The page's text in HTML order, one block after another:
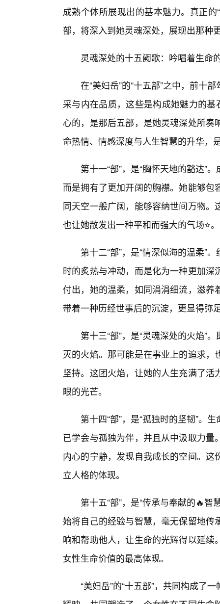
成熟个体所展现出的基本魅力。真正的
部，将深入到她灵魂深处，展现出那种
灵魂深处的十五阙歌：吟唱着生命
在“美妇岳”的“十五部”之中，前十
采与内在品质，这些是构成她魅力的
心的，是那后五部，是她灵魂深处所
命热情、情感深度与人生智慧的升华，
第十一“部”，是“胸怀天地的豁达”
而是拥有了更加开阔的胸襟。她能够
同天空一般广阔，能够容纳世间万物
也让她散发出一种平和而强大的气场⭐。
第十二“部”，是“情深似海的温柔”
时的炙热与冲动，而是化为一种更加
付出，她的温柔，如同涓涓细流，滋
带着一种历经世事后的沉淀，更显得弥
第十三“部”，是“灵魂深处的火焰”
灭的火焰。那可能是在事业上的追求
坚持。这团火焰，让她的人生充满了
眼的光芒。
第十四“部”，是“孤独时的坚韧”。
已学会与孤独为伴，并且从中汲取力
内心的宁静，发现自我成长的空间。
立人格的体现。
第十五“部”，是“传承与奉献的🔥
始将自己的经验与智慧，毫无保留地
响和帮助他人，让生命的光辉得以延
女性生命价值的最高体现。
“美妇岳”的“十五部”，共同构成了